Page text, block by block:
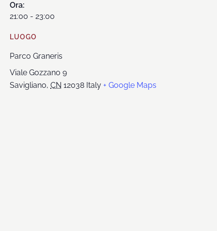
Ora:
21:00 - 23:00
LUOGO
Parco Graneris
Viale Gozzano 9
Savigliano, CN 12038 Italy + Google Maps